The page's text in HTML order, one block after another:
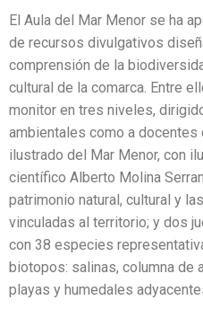
El Aula del Mar Menor se ha
de recursos divulgativos
comprensión de la
cultural de la comarca. Entre
monitor en tres niveles,
ambientales como a docentes
ilustrado del Mar Menor, con
científico Alberto Molina
patrimonio natural, cultural y
vinculadas al territorio; y dos
con 38 especies
biotopos: salinas, columna de
playas y humedales